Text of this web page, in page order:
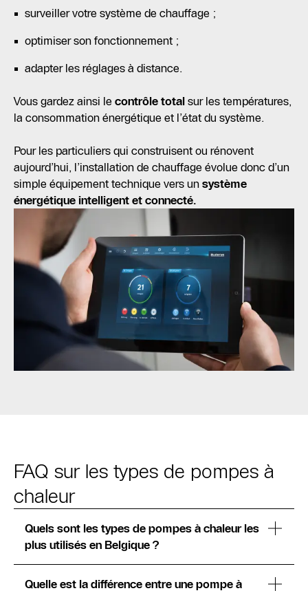
surveiller votre système de chauffage ;
optimiser son fonctionnement ;
adapter les réglages à distance.
Vous gardez ainsi le contrôle total sur les températures,
la consommation énergétique et l’état du système.
Pour les particuliers qui construisent ou rénovent
aujourd’hui, l’installation de chauffage évolue donc d’un
simple équipement technique vers un système
énergétique intelligent et connecté.
FAQ sur les types de pompes à
chaleur
Quels sont les types de pompes à chaleur les
plus utilisés en Belgique ?
Quelle est la différence entre une pompe à